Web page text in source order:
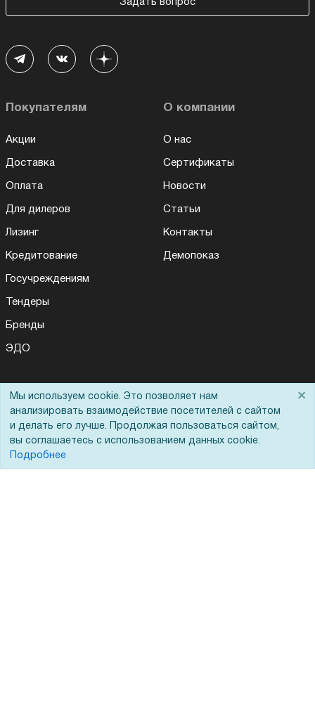
Задать вопрос
Покупателям
Акции
Доставка
Оплата
Для дилеров
Лизинг
Кредитование
Госучреждениям
Тендеры
Бренды
ЭДО
О компании
О нас
Сертификаты
Новости
Статьи
Контакты
Демопоказ
Помощь
Вопрос-ответ
Реквизиты
Мы используем cookie. Это позволяет нам
анализировать взаимодействие посетителей с сайтом
и делать его лучше. Продолжая пользоваться сайтом,
вы соглашаетесь с использованием данных cookie.
Подробнее
×